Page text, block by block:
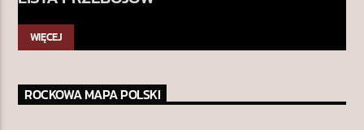
WIĘCEJ
ROCKOWA MAPA POLSKI